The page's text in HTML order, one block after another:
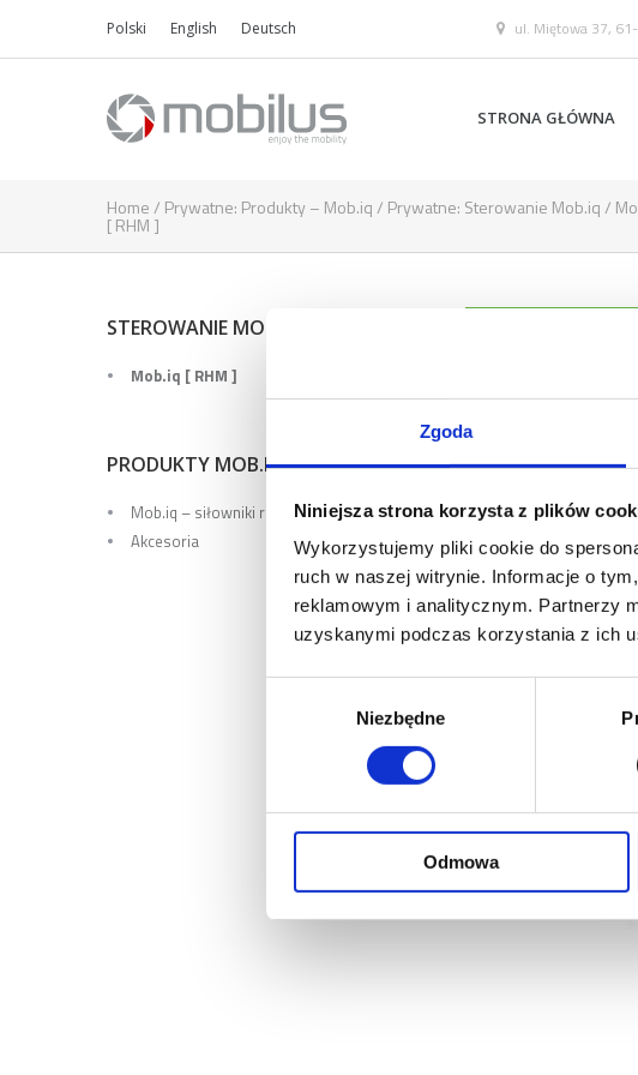
Zgoda
Niniejsza strona korzysta z plików
Wykorzystujemy pliki cookie do
ruch w naszej witrynie. Informacje o
reklamowym i analitycznym. Partnerzy
uzyskanymi podczas korzystania z ich
Niezbędne
Odmowa
Polski English Deutsch ul. Miętowa 37,
STRONA GŁÓWNA
Home/ Prywatne: Produkty – Mob.iq/ Prywatne: Sterowanie Mob.iq/
[ RHM ]
STEROWANIE MOB.IQ
Mob.iq [ RHM ]
PRODUKTY MOB.IQ
Mob.iq – siłowniki rurowe
Akcesoria